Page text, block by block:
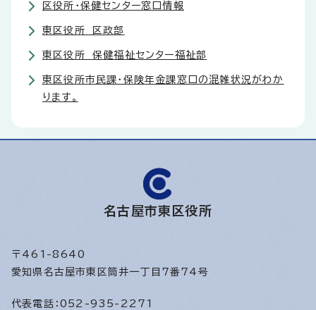
区役所・保健センター窓口情報
東区役所 区政部
東区役所 保健福祉センター福祉部
東区役所市民課・保険年金課窓口の混雑状況がわか
ります。
名古屋市東区役所
〒461-8640
愛知県名古屋市東区筒井一丁目7番74号
代表電話： 052-935-2271